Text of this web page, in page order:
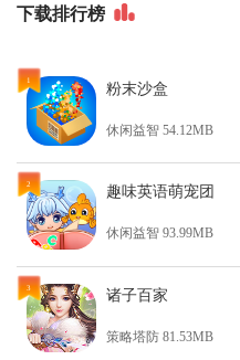
下载排行榜
1 粉末沙盒
休闲益智 54.12MB
2 趣味英语萌宠团
休闲益智 93.99MB
3 诸子百家
策略塔防 81.53MB